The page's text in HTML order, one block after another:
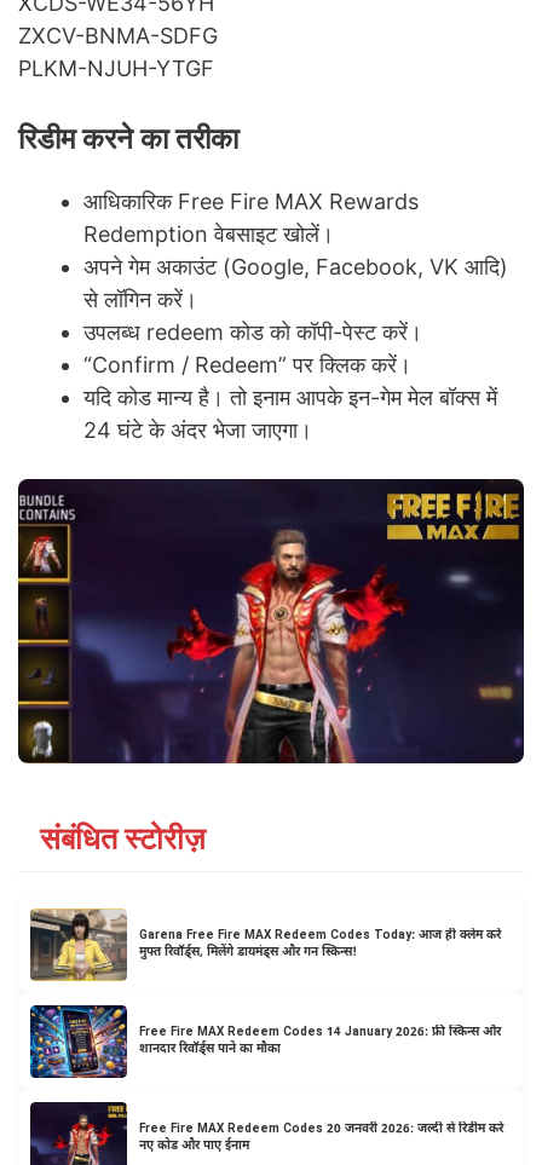
ZXCV-BNMA-SDFG
PLKM-NJUH-YTGF
रिडीम करने का तरीका
आधिकारिक Free Fire MAX Rewards
Redemption वेबसाइट खोलें।
अपने गेम अकाउंट (Google, Facebook, VK आदि)
से लॉगिन करें।
उपलब्ध redeem कोड को कॉपी-पेस्ट करें।
“Confirm / Redeem” पर क्लिक करें।
यदि कोड मान्य है। तो इनाम आपके इन-गेम मेल बॉक्स में
24 घंटे के अंदर भेजा जाएगा।
संबंधित स्टोरीज़
Garena Free Fire MAX Redeem Codes Today: आज ही क्लेम करें
मुफ्त रिवॉर्ड्स, मिलेंगे डायमंड्स और गन स्किन्स!
Free Fire MAX Redeem Codes 14 January 2026: फ्री स्किन्स और
शानदार रिवॉर्ड्स पाने का मौका
Free Fire MAX Redeem Codes 20 जनवरी 2026: जल्दी से रिडीम करे
नए कोड और पाए ईनाम